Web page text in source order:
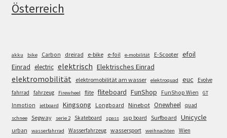
Österreich
akku bike Carbon dreirad e-bike e-foil e-mobilität E-Scooter efoil
Einrad electric elektrisch Elektrisches Einrad
elektromobilität elektromobilität am wasser elektroquad euc
Evolve
fahrrad
fahrzeug Firewheel flite fliteboard FunShop FunShop Wien GT
Inmotion jetboard Kingsong Longboard Ninebot Onewheel quad
schnee Segway serie 2 Skateboard spass sup board Surfboard Unicycle
urban wasserfahrrad Wasserfahrzeug wassersport weihnachten
Wien